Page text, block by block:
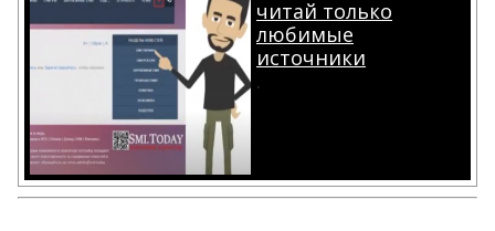
читай только
любимые
источники
.